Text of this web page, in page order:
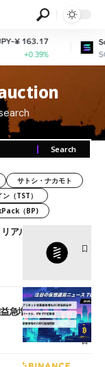
¥ 163.17
+0.39%
サトシ・ナカモト
（TST）
（BP)
ルタイム相場情報
急増も950億円赤字